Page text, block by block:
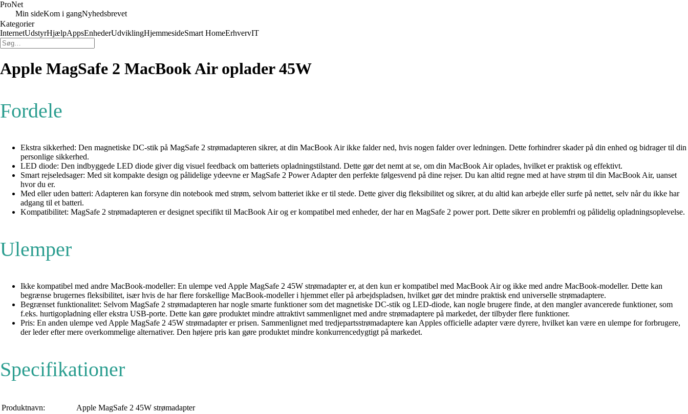
ProNet
Min sideKom i gangNyhedsbrevet
Kategorier
InternetUdstyrHjælpAppsEnhederUdviklingHjemmesideSmart HomeErhvervIT
Apple MagSafe 2 MacBook Air oplader 45W
Fordele
Ekstra sikkerhed: Den magnetiske DC-stik på MagSafe 2 strømadapteren sikrer, at din MacBook Air ikke falder ned, hvis nogen falder over ledningen. Dette forhindrer skader på din enhed og bidrager til din
personlige sikkerhed.
LED diode: Den indbyggede LED diode giver dig visuel feedback om batteriets opladningstilstand. Dette gør det nemt at se, om din MacBook Air oplades, hvilket er praktisk og effektivt.
Smart rejseledsager: Med sit kompakte design og pålidelige ydeevne er MagSafe 2 Power Adapter den perfekte følgesvend på dine rejser. Du kan altid regne med at have strøm til din MacBook Air, uanset
hvor du er.
Med eller uden batteri: Adapteren kan forsyne din notebook med strøm, selvom batteriet ikke er til stede. Dette giver dig fleksibilitet og sikrer, at du altid kan arbejde eller surfe på nettet, selv når du ikke har
adgang til et batteri.
Kompatibilitet: MagSafe 2 strømadapteren er designet specifikt til MacBook Air og er kompatibel med enheder, der har en MagSafe 2 power port. Dette sikrer en problemfri og pålidelig opladningsoplevelse.
Ulemper
Ikke kompatibel med andre MacBook-modeller: En ulempe ved Apple MagSafe 2 45W strømadapter er, at den kun er kompatibel med MacBook Air og ikke med andre MacBook-modeller. Dette kan
begrænse brugernes fleksibilitet, især hvis de har flere forskellige MacBook-modeller i hjemmet eller på arbejdspladsen, hvilket gør det mindre praktisk end universelle strømadaptere.
Begrænset funktionalitet: Selvom MagSafe 2 strømadapteren har nogle smarte funktioner som det magnetiske DC-stik og LED-diode, kan nogle brugere finde, at den mangler avancerede funktioner, som
f.eks. hurtigopladning eller ekstra USB-porte. Dette kan gøre produktet mindre attraktivt sammenlignet med andre strømadaptere på markedet, der tilbyder flere funktioner.
Pris: En anden ulempe ved Apple MagSafe 2 45W strømadapter er prisen. Sammenlignet med tredjepartsstrømadaptere kan Apples officielle adapter være dyrere, hvilket kan være en ulempe for forbrugere,
der leder efter mere overkommelige alternativer. Den højere pris kan gøre produktet mindre konkurrencedygtigt på markedet.
Specifikationer
Produktnavn:
Apple MagSafe 2 45W strømadapter